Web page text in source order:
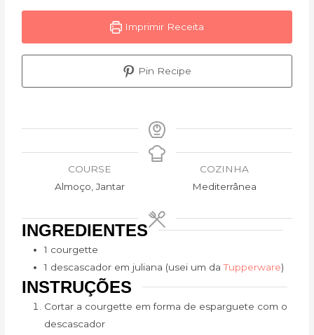
Imprimir Receita
Pin Recipe
COURSE
Almoço, Jantar
COZINHA
Mediterrânea
INGREDIENTES
1 courgette
1 descascador em juliana (usei um daTupperware)
INSTRUÇÕES
Cortar a courgette em forma de esparguete com o
descascador